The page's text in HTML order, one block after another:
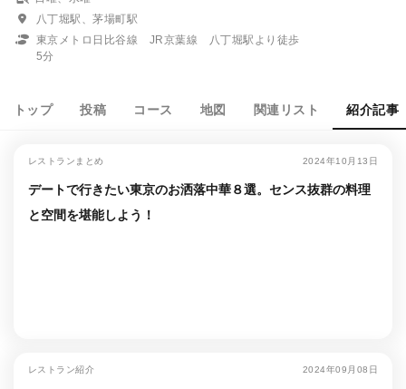
八丁堀駅、茅場町駅
東京メトロ日比谷線 JR京葉線 八丁堀駅より徒歩
5分
トップ 投稿 コース 地図 関連リスト 紹介記事
レストランまとめ 2024年10月13日
デートで行きたい東京のお洒落中華８選。センス抜群の料理
と空間を堪能しよう！
レストラン紹介 2024年09月08日